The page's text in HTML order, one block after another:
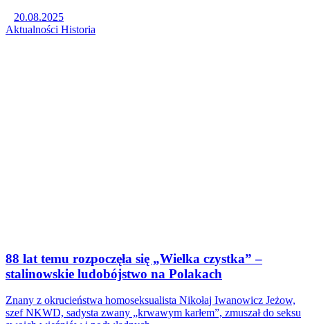
20.08.2025
Aktualności Historia
88 lat temu rozpoczęła się „Wielka czystka” –
stalinowskie ludobójstwo na Polakach
Znany z okrucieństwa homoseksualista Nikołaj Iwanowicz Jeżow,
szef NKWD, sadysta zwany „krwawym karłem”, zmuszał do seksu